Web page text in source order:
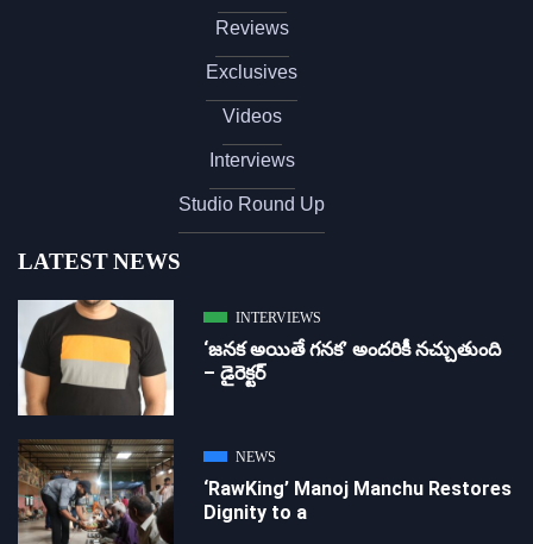
Reviews
Exclusives
Videos
Interviews
Studio Round Up
LATEST NEWS
INTERVIEWS
‘జ‌న‌క అయితే గ‌న‌క‌’ అందరికీ నచ్చుతుంది
– డైరెక్ట‌ర్
NEWS
‘RawKing’ Manoj Manchu Restores
Dignity to a